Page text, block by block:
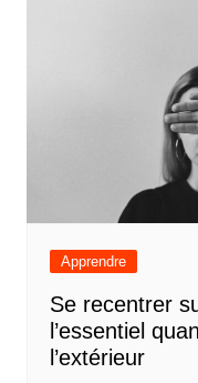
Apprendre
Se recentrer
l’essentiel
l’extérieur